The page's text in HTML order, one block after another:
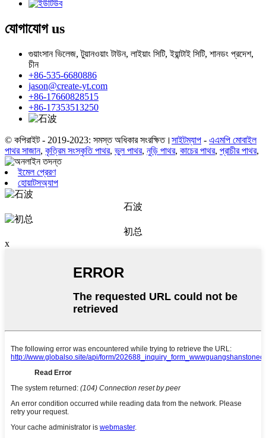
যোগাযোগus
গুয়াংসান ভিলেজ, টুয়ানওয়াং টাউন, লাইয়াং সিটি, ইয়ান্টাই সিটি, শানডং প্রদেশ,
চীন
+86-535-6680886
jason@create-yt.com
+86-17660828515
+86-17353513250
© কপিরাইট - 2019-2023: সমস্ত অধিকার সংরক্ষিত। সাইটম্যাপ - এএমপি মোবাইল
পাথর সাজান, কৃত্রিম সংস্কৃতি পাথর, ভুল পাথর, নুড়ি পাথর, কাচের পাথর, প্রাচীর পাথর,
ইমেল প্রেরণ
হোয়াটসঅ্যাপ
石波
初总
x